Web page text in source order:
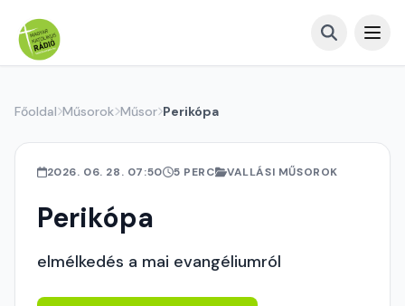
Főoldal Műsorok Műsor Perikópa
2026. 06. 28. 07:50 5 PERC VALLÁSI MŰSOROK
Perikópa
elmélkedés a mai evangéliumról